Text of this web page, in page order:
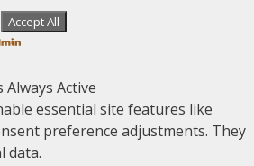
Accept All
Always Active
essential site features like
preference adjustments. They
data.